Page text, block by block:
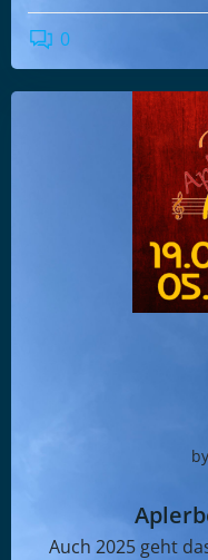
0
by
Auch 2025 geht